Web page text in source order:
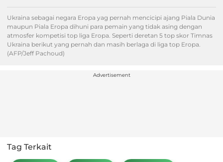
Ukraina sebagai negara Eropa yag pernah mencicipi ajang Piala Dunia
maupun Piala Eropa dihuni para pemain yang tidak asing dengan
atmosfer kompetisi top liga Eropa. Seperti deretan 5 top skor Timnas
Ukraina berikut yang pernah dan masih berlaga di liga top Eropa.
(AFP/Jeff Pachoud)
Tag Terkait